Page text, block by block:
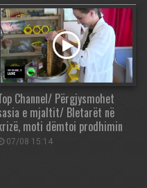
Channel/ Përgjysmohet
e mjaltit/ Bletarët në
moti dëmtoi prodhimin
07/08 15:14